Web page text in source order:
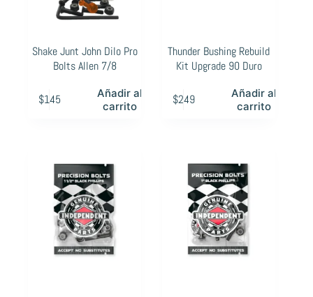
Shake Junt John Dilo Pro
Bolts Allen 7/8
$145
Añadir al
carrito
Thunder Bushing Rebuild
Kit Upgrade 90 Duro
$249
Añadir al
carrito